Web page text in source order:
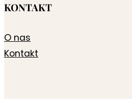
KONTAKT
O nas
Kontakt